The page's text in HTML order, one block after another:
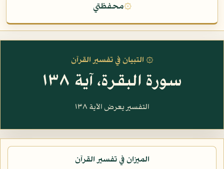
۞محفظتي
۞ التبيان في تفسير القرآن
سورة البقرة، آية ١٣٨
التفسير يعرض الآية ١٣٨
الميزان في تفسير القرآن